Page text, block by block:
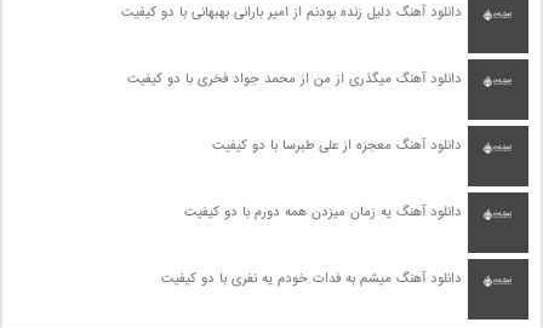
دانلود آهنگ دلیل زنده بودنم از امیر بارانی بهبهانی با دو کیفیت
دانلود آهنگ میگذری از من از محمد جواد فخری با دو کیفیت
دانلود آهنگ معجزه از علی طبرسا با دو کیفیت
دانلود آهنگ یه زمان میزدن همه دورم با دو کیفیت
دانلود آهنگ میشم به فدات خودم یه نفری با دو کیفیت